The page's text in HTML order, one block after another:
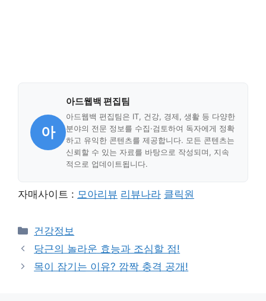
아
아드웹백 편집팀
아드웹백 편집팀은 IT, 건강, 경제, 생활 등 다양한
분야의 전문 정보를 수집·검토하여 독자에게 정확
하고 유익한 콘텐츠를 제공합니다. 모든 콘텐츠는
신뢰할 수 있는 자료를 바탕으로 작성되며, 지속
적으로 업데이트됩니다.
자매사이트 : 모아리뷰 리뷰나라 클릭원
Categories
건강정보
당근의 놀라운 효능과 조심할 점!
목이 잠기는 이유? 깜짝 충격 공개!